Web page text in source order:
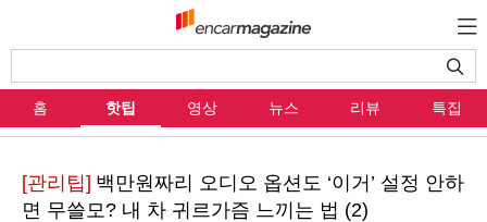
홈 핫팁 영상 뉴스 리뷰 특집
[관리팁] 백만원짜리 오디오 옵션도 ‘이거’ 설정 안하
면 무쓸모? 내 차 귀르가즘 느끼는 법 (2)